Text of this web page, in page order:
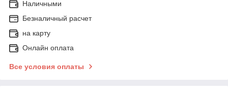
Наличными
Безналичный расчет
на карту
Онлайн оплата
Все условия оплаты